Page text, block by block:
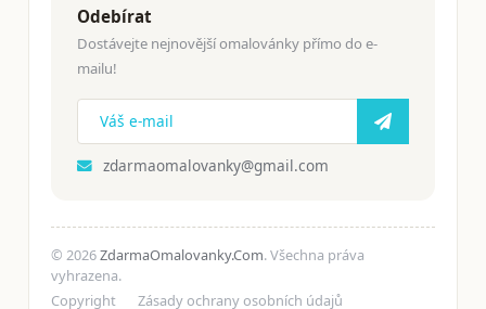
Odebírat
Dostávejte nejnovější omalovánky přímo do e-
mailu!
zdarmaomalovanky@gmail.com
© 2026ZdarmaOmalovanky.Com. Všechna práva
vyhrazena.
Copyright
Zásady ochrany osobních údajů